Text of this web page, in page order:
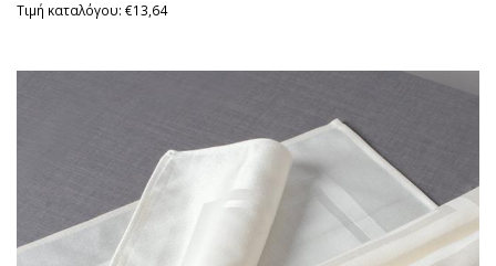
Τιμή καταλόγου: €13,64